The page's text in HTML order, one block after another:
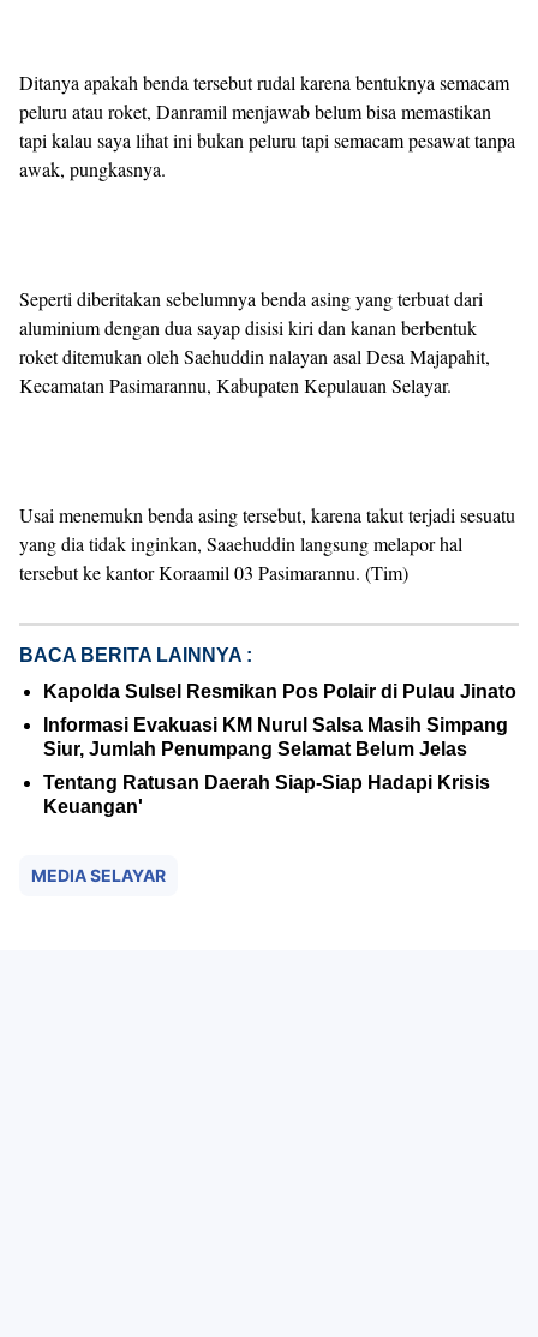
Ditanya apakah benda tersebut rudal karena bentuknya semacam
peluru atau roket, Danramil menjawab belum bisa memastikan
tapi kalau saya lihat ini bukan peluru tapi semacam pesawat tanpa
awak, pungkasnya.
Seperti diberitakan sebelumnya benda asing yang terbuat dari
aluminium dengan dua sayap disisi kiri dan kanan berbentuk
roket ditemukan oleh Saehuddin nalayan asal Desa Majapahit,
Kecamatan Pasimarannu, Kabupaten Kepulauan Selayar.
Usai menemukn benda asing tersebut, karena takut terjadi sesuatu
yang dia tidak inginkan, Saaehuddin langsung melapor hal
tersebut ke kantor Koraamil 03 Pasimarannu. (Tim)
BACA BERITA LAINNYA :
Kapolda Sulsel Resmikan Pos Polair di Pulau Jinato
Informasi Evakuasi KM Nurul Salsa Masih Simpang
Siur, Jumlah Penumpang Selamat Belum Jelas
Tentang Ratusan Daerah Siap-Siap Hadapi Krisis
Keuangan'
MEDIA SELAYAR